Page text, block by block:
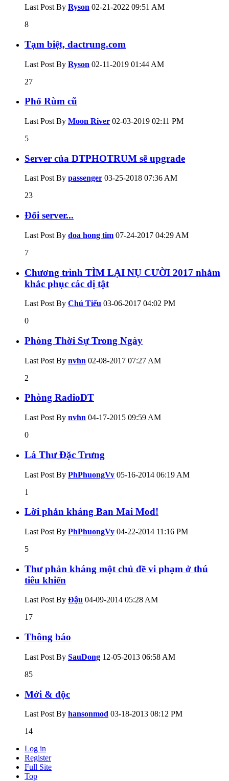
Last Post By Ryson 02-21-2022 09:51 AM
8
Tạm biệt, dactrung.com
Last Post By Ryson 02-11-2019 01:44 AM
27
Phố Rùm cũ
Last Post By Moon River 02-03-2019 02:11 PM
5
Server của DTPHOTRUM sẽ upgrade
Last Post By passenger 03-25-2018 07:36 AM
23
Đổi server...
Last Post By đoa hong tim 07-24-2017 04:29 AM
7
Chương trình TÌM LẠI NỤ CƯỜI 2017 nhằm
khắc phục các dị tật
Last Post By Chú Tiểu 03-06-2017 04:02 PM
0
Phòng Thời Sự Trong Ngày
Last Post By nvhn 02-08-2017 07:27 AM
2
Phòng RadioDT
Last Post By nvhn 04-17-2015 09:59 AM
0
Lá Thư Đặc Trưng
Last Post By PhPhuongVy 05-16-2014 06:19 AM
1
Lời phản kháng Ban Mai Mod!
Last Post By PhPhuongVy 04-22-2014 11:16 PM
5
Thư phản kháng một chủ đề vi phạm ở thú
tiêu khiển
Last Post By Đậu 04-09-2014 05:28 AM
17
Thông báo
Last Post By SauDong 12-05-2013 06:58 AM
85
Mới & độc
Last Post By hansonmod 03-18-2013 08:12 PM
14
Log in
Register
Full Site
Top